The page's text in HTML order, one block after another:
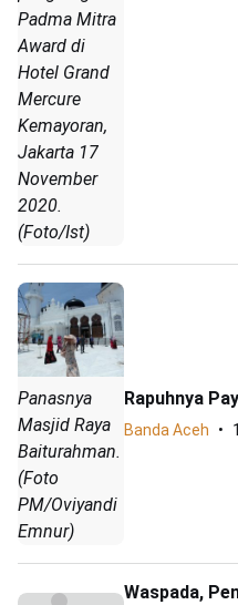
Padma Mitra
Award di
Hotel Grand
Mercure
Kemayoran,
Jakarta 17
November
2020.
(Foto/Ist)
Panasnya
Masjid Raya
Baiturahman.
(Foto
PM/Oviyandi
Emnur)
Rapuhnya
Banda Aceh
Waspada,